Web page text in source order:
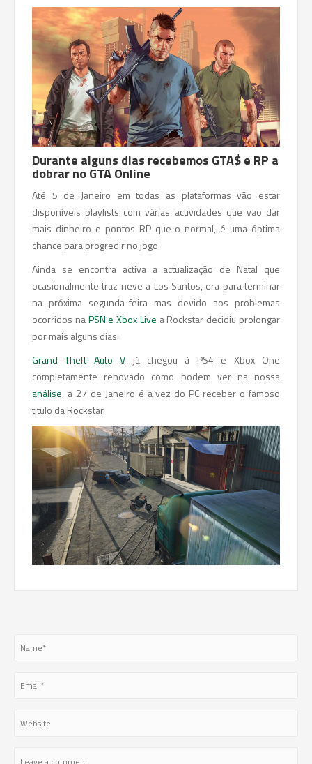
Durante alguns dias recebemos GTA$ e RP a
dobrar no GTA Online
Até 5 de Janeiro em todas as plataformas vão estar
disponíveis playlists com várias actividades que vão dar
mais dinheiro e pontos RP que o normal, é uma óptima
chance para progredir no jogo.
Ainda se encontra activa a actualização de Natal que
ocasionalmente traz neve a Los Santos, era para terminar
na próxima segunda-feira mas devido aos problemas
ocorridos naPSN e Xbox Live a Rockstar decidiu prolongar
por mais alguns dias.
Grand Theft Auto V já chegou à PS4 e Xbox One
completamente renovado como podem ver na nossa
análise, a 27 de Janeiro é a vez do PC receber o famoso
titulo da Rockstar.